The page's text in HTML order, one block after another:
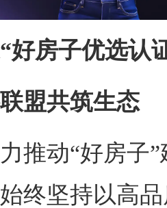
好房子优选认
盟共筑生态
动“好房子”
终坚持以高